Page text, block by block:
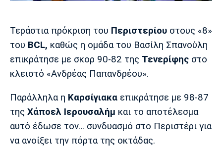
Πολιτισμός
Τραγούδια
Cine Spot
Running
Media
Παρασκήνιο
Πρόγραμμα TV
Ιωνικός Κηφισιά Πανσερραϊκός
Μπαρτσελόνα
Ρεάλ
Μαδρίτης
Ατλέτικο
Τεράστια πρόκριση του Περιστερίου στους «8»
του BCL, καθώς η ομάδα του Βασίλη Σπανούλη
επικράτησε με σκορ 90-82 της Τενερίφης στο
κλειστό «Ανδρέας Παπανδρέου».
Παράλληλα η Καρσίγιακα επικράτησε με 98-87
της Χάποελ Ιερουσαλήμ και το αποτέλεσμα
αυτό έδωσε τον… συνδυασμό στο Περιστέρι για
να ανοίξει την πόρτα της οκτάδας.